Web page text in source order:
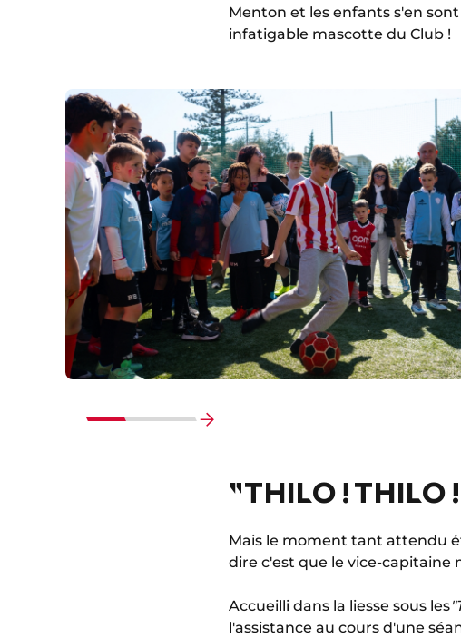
Menton et les enfants s'en
infatigable mascotte du Club !
vers"THILO ! THILO
Mais le moment tant attendu
dire c'est que le vice-capitaine
Accueilli dans la liesse sous les
l'assistance au cours d'une